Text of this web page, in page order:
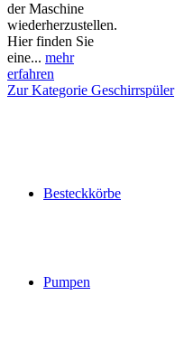
der Maschine
wiederherzustellen.
Hier finden Sie
eine... mehr
erfahren
Zur Kategorie Geschirrspüler
Besteckkörbe
Pumpen